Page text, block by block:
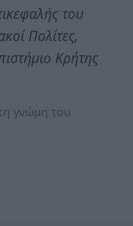
του
Πολίτες,
Κρήτης
γνώμη του